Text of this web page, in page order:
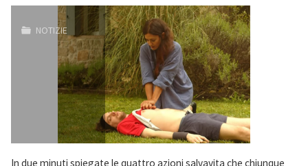
NOTIZIE
In due minuti spiegate le quattro azioni salvavita che chiunque